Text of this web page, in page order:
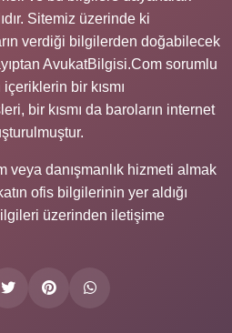
Sitemiz üzerinde ki
verdiği bilgilerden doğabilecek
AvukatBilgisi.Com sorumlu
bir kısmı
bir kısmı da baroların internet
veya danışmanlık hizmeti almak
ofis bilgilerinin yer aldığı
üzerinden iletişime